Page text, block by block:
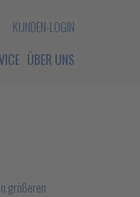
KUNDEN-LOGIN
ÜBER UNS
größeren